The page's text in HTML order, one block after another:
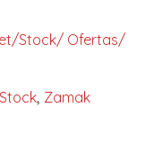
Stock/ Ofertas/
Stock, Zamak